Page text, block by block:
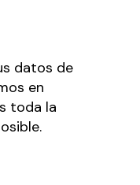
datos de
en
toda la